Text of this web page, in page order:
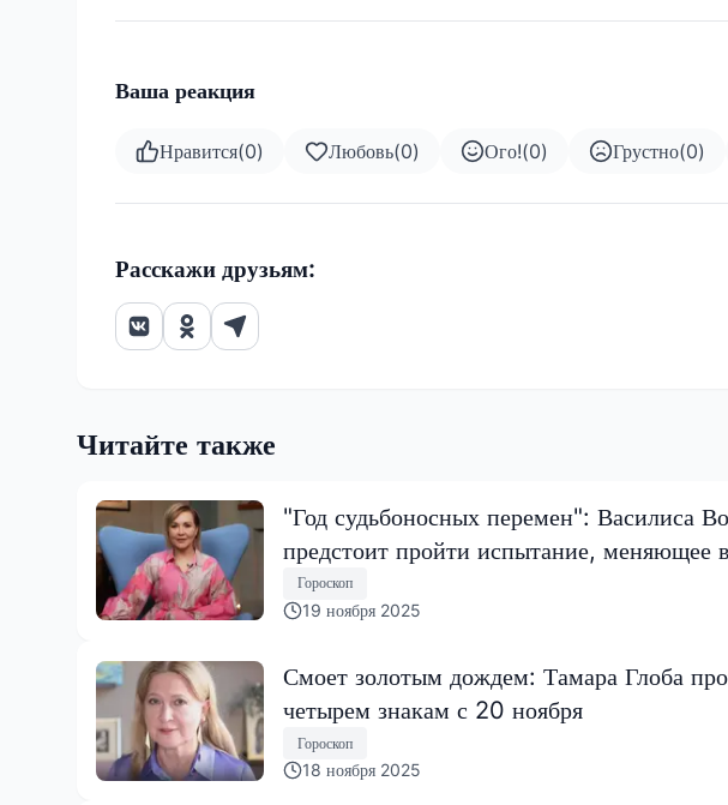
Ваша реакция
Нравится(0) Любовь(0) Ого!(0) Грустно(0)
Расскажи друзьям:
Читайте также
"Год судьбоносных перемен": Василиса
предстоит пройти испытание, меняющее
Гороскоп
19 ноября 2025
Смоет золотым дождем: Тамара Глоба
четырем знакам с 20 ноября
Гороскоп
18 ноября 2025